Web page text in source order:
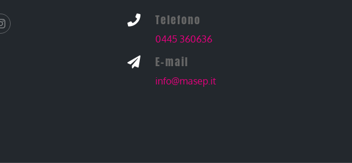
 Telefono
0445 360636
 E-mail
info@masep.it